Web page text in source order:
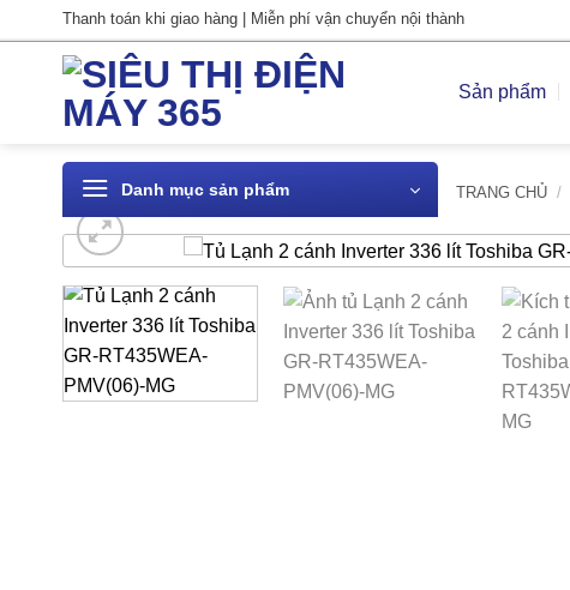
qua
Thanh toán khi giao hàng | Miễn phí vận chuyển nội thành
Sản phẩm
Danh mục sản phẩm TRANG CHỦ /